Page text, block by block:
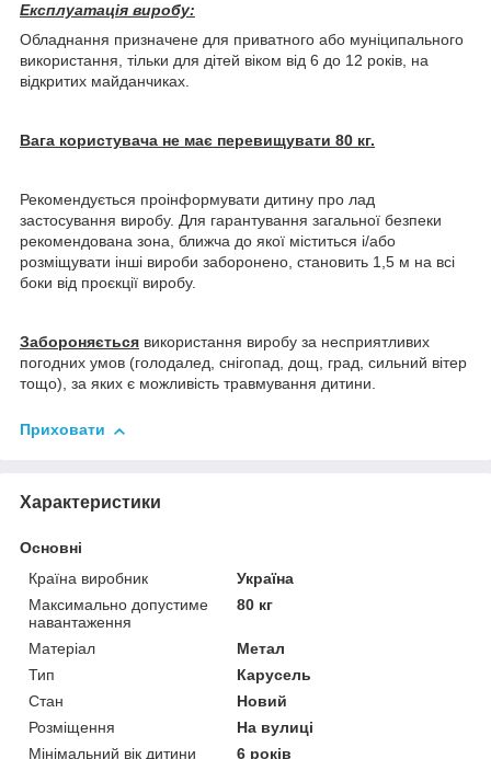
Експлуатація виробу:
Обладнання призначене для приватного або муніципального
використання, тільки для дітей віком від 6 до 12 років, на
відкритих майданчиках.
Вага користувача не має перевищувати 80 кг.
Рекомендується проінформувати дитину про лад
застосування виробу. Для гарантування загальної безпеки
рекомендована зона, ближча до якої міститься і/або
розміщувати інші вироби заборонено, становить 1,5 м на всі
боки від проєкції виробу.
Забороняється використання виробу за несприятливих
погодних умов (голодалед, снігопад, дощ, град, сильний вітер
тощо), за яких є можливість травмування дитини.
Приховати
Характеристики
Основні
Країна виробник
Україна
Максимально допустиме
навантаження
80 кг
Матеріал
Метал
Тип
Карусель
Стан
Новий
Розміщення
На вулиці
Мінімальний вік дитини
6 років